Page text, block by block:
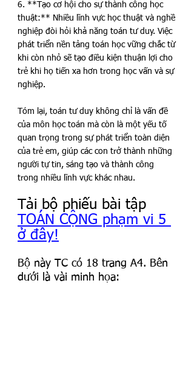
6. **Tạo cơ hội cho sự thành công học
thuật:** Nhiều lĩnh vực học thuật và nghề
nghiệp đòi hỏi khả năng toán tư duy. Việc
phát triển nền tảng toán học vững chắc từ
khi còn nhỏ sẽ tạo điều kiện thuận lợi cho
trẻ khi họ tiến xa hơn trong học vấn và sự
nghiệp.
Tóm lại, toán tư duy không chỉ là vấn đề
của môn học toán mà còn là một yếu tố
quan trọng trong sự phát triển toàn diện
của trẻ em, giúp các con trở thành những
người tự tin, sáng tạo và thành công
trong nhiều lĩnh vực khác nhau.
Tải bộ phiếu bài tập
TOÁN CỘNG phạm vi 5
ở đây!
Bộ này TC có 18 trang A4. Bên
dưới là vài minh họa: